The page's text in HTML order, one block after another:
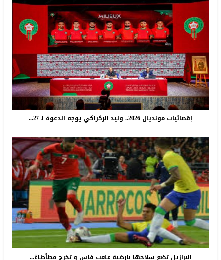
إقصائيات مونديال 2026.. وليد الركراكي يوجه الدعوة لـ 27...
البرازيل تضع سلاحها بارضية ملعب فاس و تخرج مطأطاة...